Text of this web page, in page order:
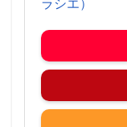
ラシエ）